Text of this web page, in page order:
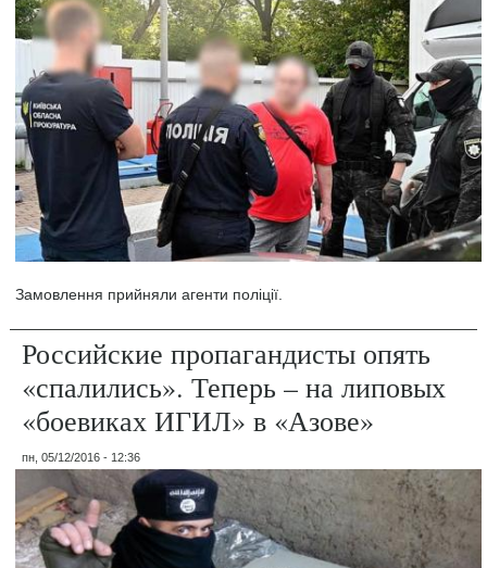
Замовлення прийняли агенти поліції.
Российские пропагандисты опять
«спалились». Теперь – на липовых
«боевиках ИГИЛ» в «Азове»
пн, 05/12/2016 - 12:36